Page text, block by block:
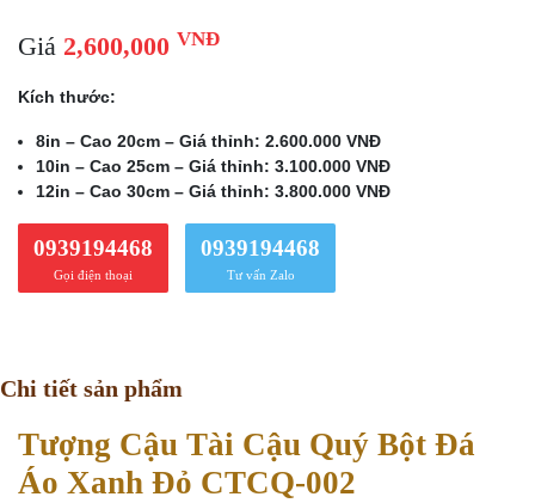
Giá 2,600,000 VNĐ
Kích thước:
8in – Cao 20cm – Giá thỉnh: 2.600.000 VNĐ
10in – Cao 25cm – Giá thỉnh: 3.100.000 VNĐ
12in – Cao 30cm – Giá thỉnh: 3.800.000 VNĐ
0939194468
Gọi điện thoại
0939194468
Tư vấn Zalo
Chi tiết sản phẩm
Tượng Cậu Tài Cậu Quý Bột Đá
Áo Xanh Đỏ CTCQ-002